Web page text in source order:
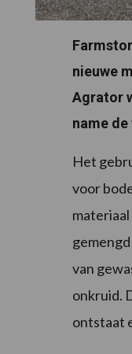
nieuwe
Agrator
name
Het
voor
van
onkruid.
ontstaat